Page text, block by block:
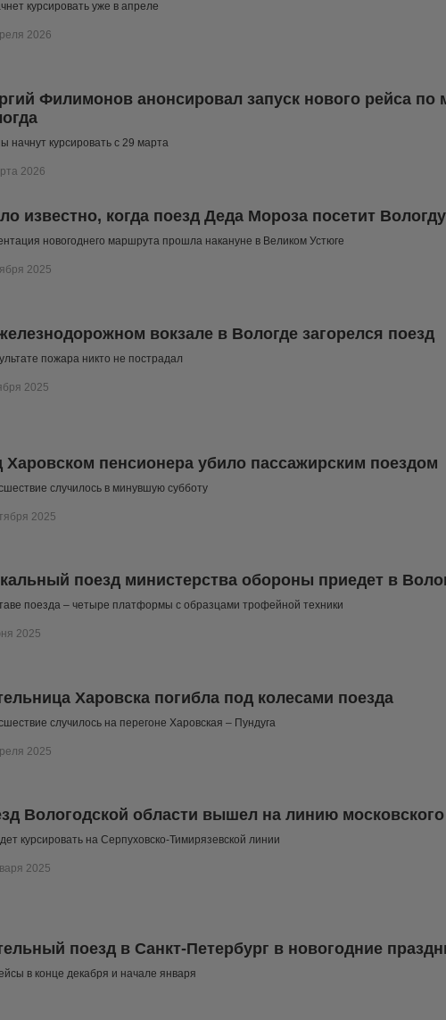
курсировать уже в апреле
2026
Филимонов анонсировал запуск нового рейса по
начнут курсировать с 29 марта
2026
известно, когда поезд Деда Мороза посетит Вологду
новогоднего маршрута прошла накануне в Великом Устюге
2025
вокзале в Вологде загорелся поезд
пожара никто не пострадал
2025
Харовском пенсионера убило пассажирским поездом
случилось в минувшую субботу
2025
поезд министерства обороны приедет в
поезда – четыре платформы с образцами трофейной техники
2025
Харовска погибла под колесами поезда
случилось на перегоне Харовская – Пундуга
2025
Вологодской области вышел на линию
курсировать на Серпуховско-Тимирязевской линии
2025
поезд в Санкт-Петербург в новогодние
в конце декабря и начале января